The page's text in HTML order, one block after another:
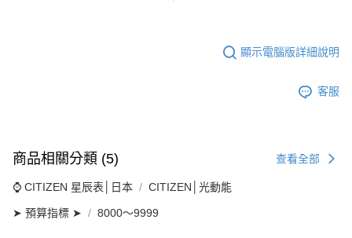
顯示電腦版詳細說明
客服
商品相關分類 (5) 查看全部
⌚ CITIZEN 星辰表│日本 CITIZEN│光動能
➤ 預算指標 ➤ 8000～9999